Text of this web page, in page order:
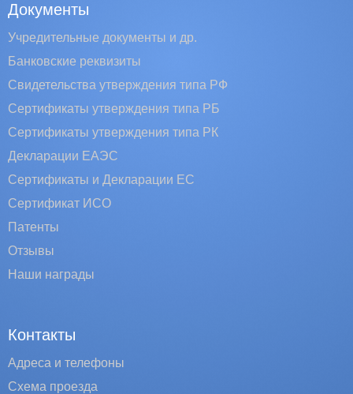
Документы
Учредительные документы и др.
Банковские реквизиты
Свидетельства утверждения типа РФ
Сертификаты утверждения типа РБ
Сертификаты утверждения типа РК
Декларации ЕАЭС
Сертификаты и Декларации EC
Сертификат ИСО
Патенты
Отзывы
Наши награды
Контакты
Адреса и телефоны
Схема проезда